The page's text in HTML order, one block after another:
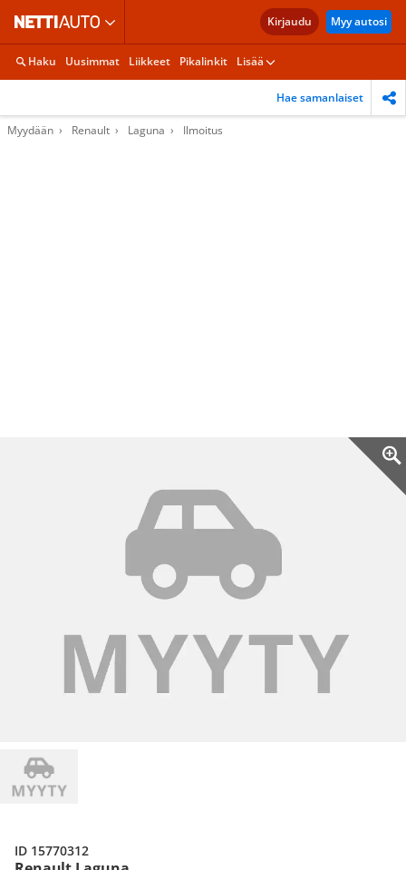
Kirjaudu Myy autosi
Haku Uusimmat Liikkeet Pikalinkit Lisää
Hae samanlaiset
Myydään Renault Laguna Ilmoitus
ID 15770312